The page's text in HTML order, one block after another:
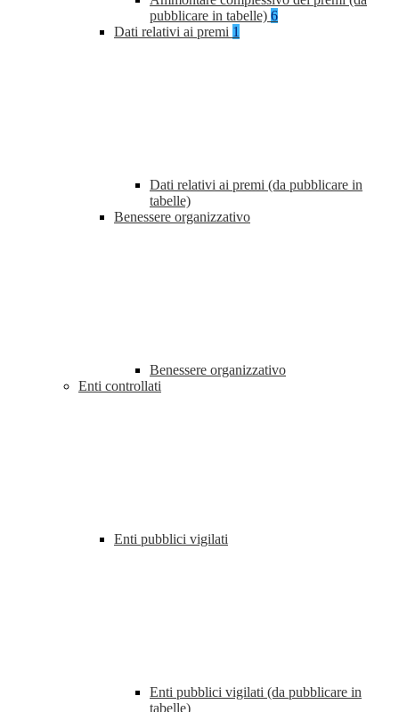
pubblicare in tabelle) 6
Dati relativi ai premi 1
Dati relativi ai premi (da pubblicare in
tabelle)
Benessere organizzativo
Benessere organizzativo
Enti controllati
Enti pubblici vigilati
Enti pubblici vigilati (da pubblicare in
tabelle)